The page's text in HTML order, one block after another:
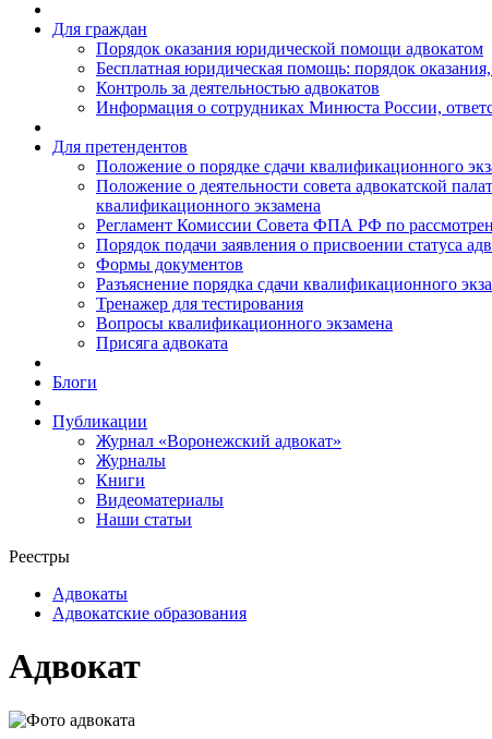
Для граждан
Порядок оказания юридической помощи адвокатом
Бесплатная юридическая помощь: порядок
Контроль за деятельностью адвокатов
Информация о сотрудниках Минюста России,
Для претендентов
Положение о порядке сдачи квалификационного
Положение о деятельности совета адвокатской
квалификационного экзамена
Регламент Комиссии Совета ФПА РФ по
Порядок подачи заявления о присвоении статуса
Формы документов
Разъяснение порядка сдачи квалификационного
Тренажер для тестирования
Вопросы квалификационного экзамена
Присяга адвоката
Блоги
Публикации
Журнал «Воронежский адвокат»
Журналы
Книги
Видеоматериалы
Наши статьи
Реестры
Адвокаты
Адвокатские образования
Адвокат